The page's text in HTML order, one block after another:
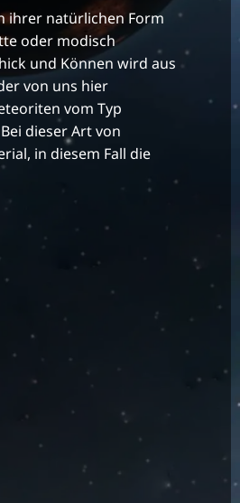
ihrer natürlichen Form
oder modisch
und Können wird aus
von uns hier
vom Typ
dieser Art von
in diesem Fall die